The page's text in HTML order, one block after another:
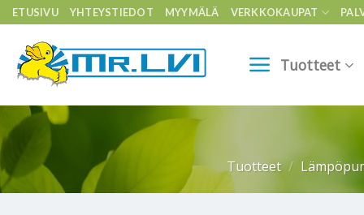
Skip
to
content
ETUSIVU YHTEYSTIEDOT MYYMÄLÄ VERKKOKAUPAT
Tuotteet
Tuotteet /